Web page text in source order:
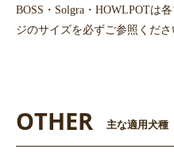
BOSS・Solgra・HOWLPOTは
ジのサイズを必ずご参照くださ
OTHER 主な適用犬種